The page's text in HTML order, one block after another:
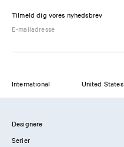
Tilmeld dig vores nyhedsbrev
International United States
Designere
Serier